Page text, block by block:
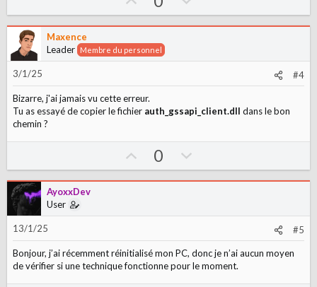
p
v
o
t
e
o
w
v
o
e
Maxence
Leader
Membre du personnel
3/1/25 #4
Bizarre, j'ai jamais vu cette erreur.
Tu as essayé de copier le fichier auth_gssapi_client.dll dans le bon
chemin ?
p
v
t
e
0
o
w
v
o
t
e
AyoxxDev
User
13/1/25 #5
Bonjour, j’ai récemment réinitialisé mon PC, donc je n’ai aucun moyen
de vérifier si une technique fonctionne pour le moment.